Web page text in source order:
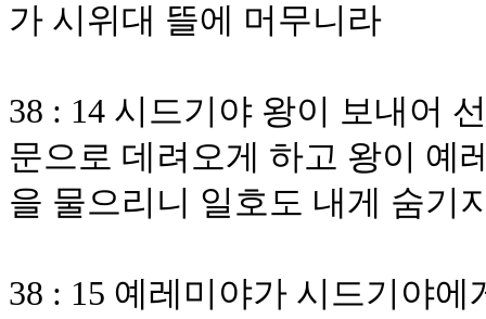
가 시위대 뜰에 머무니라
38 : 14 시드기야 왕이 보내어
문으로 데려오게 하고 왕이 예
을 물으리니 일호도 내게 숨기
38 : 15 예레미야가 시드기야